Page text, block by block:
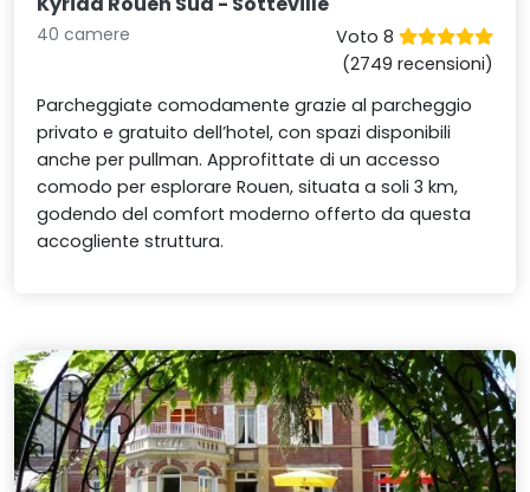
40 camere
Voto 8
(2749 recensioni)
Parcheggiate comodamente grazie al parcheggio
privato e gratuito dell’hotel, con spazi disponibili
anche per pullman. Approfittate di un accesso
comodo per esplorare Rouen, situata a soli 3 km,
godendo del comfort moderno offerto da questa
accogliente struttura.